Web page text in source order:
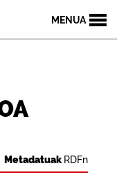
MENUA
Metadatuak RDFn